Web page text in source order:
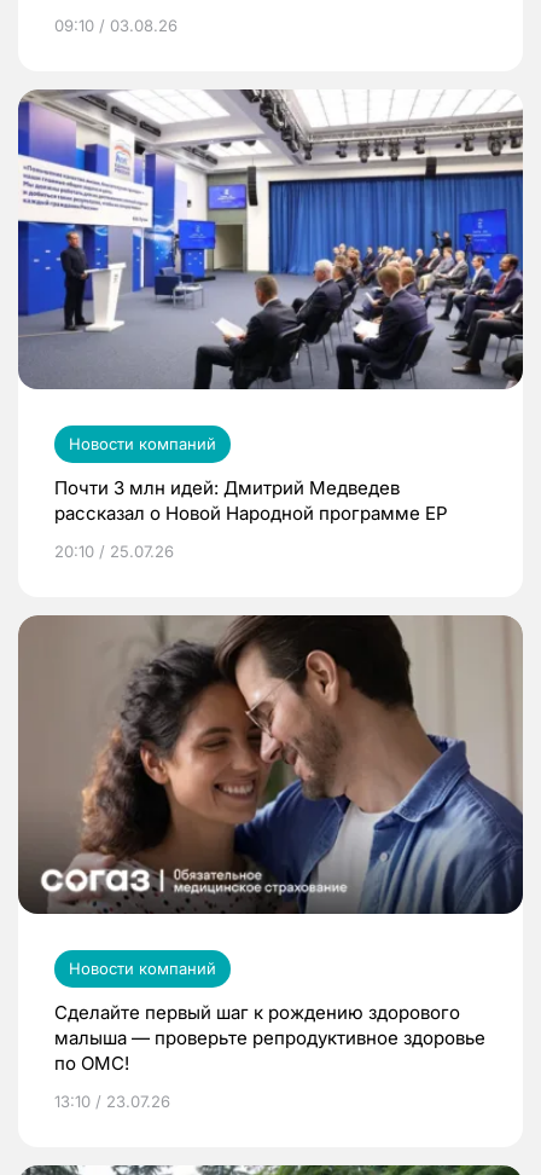
09:10 / 03.08.26
Новости компаний
Почти 3 млн идей: Дмитрий Медведев
рассказал о Новой Народной программе ЕР
20:10 / 25.07.26
Новости компаний
Сделайте первый шаг к рождению здорового
малыша — проверьте репродуктивное здоровье
по ОМС!
13:10 / 23.07.26